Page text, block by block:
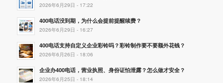
2026年6月29日 - 17:22
400电话没到期，为什么会提前提醒续费？
2026年6月29日 - 16:27
400电话支持自定义企业彩铃吗？彩铃制作要不要额外花钱？
2026年6月26日 - 18:06
企业办400电话，营业执照、身份证怕泄露？怎么做才安全？
2026年6月25日 - 18:14